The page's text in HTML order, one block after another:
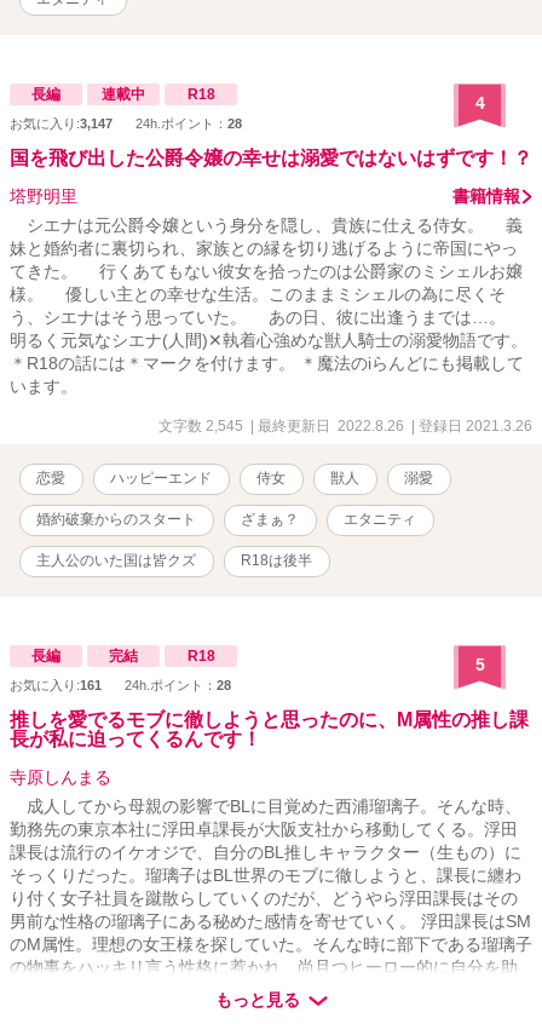
長編 連載中 R18
お気に入り:3,147 24h.ポイント： 28
4
国を飛び出した公爵令嬢の幸せは溺愛ではないはずです！？
塔野明里
書籍情報
シエナは元公爵令嬢という身分を隠し、貴族に仕える侍女。 義
妹と婚約者に裏切られ、家族との縁を切り逃げるように帝国にやっ
てきた。 行くあてもない彼女を拾ったのは公爵家のミシェルお嬢
様。 優しい主との幸せな生活。このままミシェルの為に尽くそ
う、シエナはそう思っていた。 あの日、彼に出逢うまでは…。
明るく元気なシエナ(人間)✕執着心強めな獣人騎士の溺愛物語です。
＊R18の話には＊マークを付けます。 ＊魔法のiらんどにも掲載して
います。
文字数 2,545 | 最終更新日 2022.8.26 | 登録日 2021.3.26
恋愛 ハッピーエンド 侍女 獣人 溺愛
婚約破棄からのスタート ざまぁ？ エタニティ
主人公のいた国は皆クズ R18は後半
長編 完結 R18
お気に入り:161 24h.ポイント： 28
5
推しを愛でるモブに徹しようと思ったのに、M属性の推し課
長が私に迫ってくるんです！
寺原しんまる
成人してから母親の影響でBLに目覚めた西浦瑠璃子。そんな時、
勤務先の東京本社に浮田卓課長が大阪支社から移動してくる。浮田
課長は流行のイケオジで、自分のBL推しキャラクター（生もの）に
そっくりだった。瑠璃子はBL世界のモブに徹しようと、課長に纏わ
り付く女子社員を蹴散らしていくのだが、どうやら浮田課長はその
男前な性格の瑠璃子にある秘めた感情を寄せていく。 浮田課長はSM
のM属性。理想の女王様を探していた。そんな時に部下である瑠璃子
の物事をハッキリ言う性格に惹かれ、尚且つヒーロー的に自分を助
けてくれる瑠璃子に理想の女王様像を重ねていく。 そんなチグハグ
な思いを内に秘めた二人が繰り広げる、どこかすれ違っているお
もっと見る